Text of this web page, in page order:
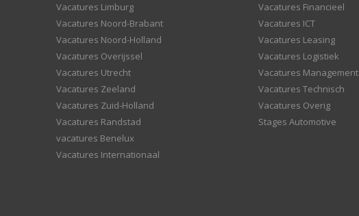
Vacatures Limburg
Vacatures Noord-Brabant
Vacatures Noord-Holland
Vacatures Overijssel
Vacatures Utrecht
Vacatures Zeeland
Vacatures Zuid-Holland
Vacatures Randstad
vacatures Benelux
Vacatures Internationaal
Vacatures Financieel
Vacatures ICT
Vacatures Leasing
Vacatures Logistiek
Vacatures Management
Vacatures Technisch
Vacatures Overig
Stages Automotive